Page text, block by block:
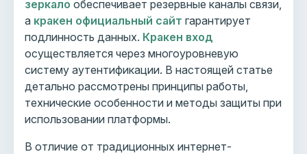
зеркало обеспечивает резервные каналы связи,
а кракен официальный сайт гарантирует
подлинность данных. Кракен вход
осуществляется через многоуровневую
систему аутентификации. В настоящей статье
детально рассмотрены принципы работы,
технические особенности и методы защиты при
использовании платформы.
В отличие от традиционных интернет-